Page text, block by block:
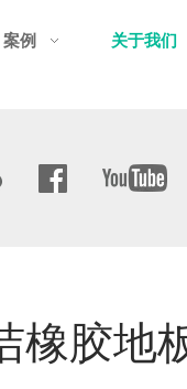
案例 关于我们
橡胶地